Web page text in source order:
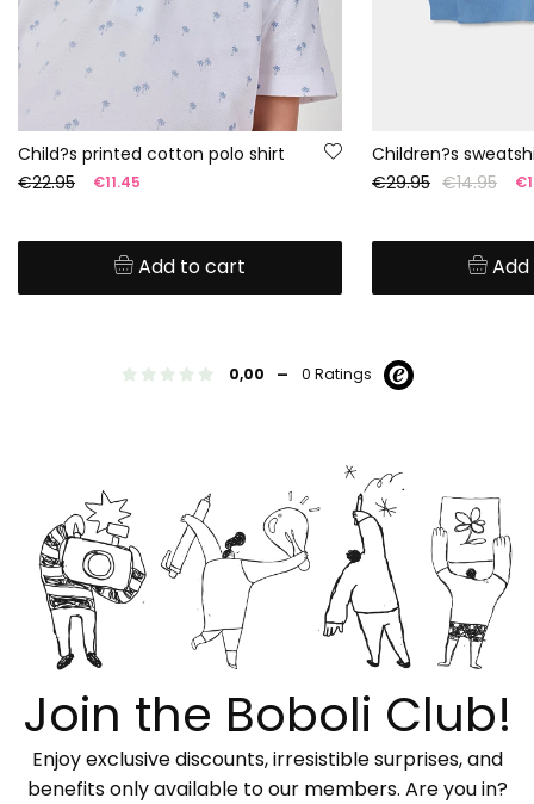
Child?s printed cotton polo shirt
€22.95
€11.45
Add to cart
Children?s
€29.95 €14.95
0,00 - 0 Ratings
Join the Boboli Club!
Enjoy exclusive discounts, irresistible surprises, and
benefits only available to our members. Are you in?